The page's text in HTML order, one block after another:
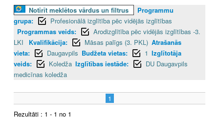
Notīrīt meklētos vārdus un filtrus
Programmu
grupa:
Profesionālā izglītība pēc vidējās izglītības
Programmas veids:
Arodizglītība pēc vidējās izglītības -3.
LKI
Kvalifikācija: Māsas palīgs (3. PKL) Atrašanās
vieta:
Daugavpils Budžeta vietas: 1 Izglītotāja
veids:
Koledža Izglītības iestāde:
DU Daugavpils
medicīnas koledža
1
Rezultāti : 1 - 1 no 1